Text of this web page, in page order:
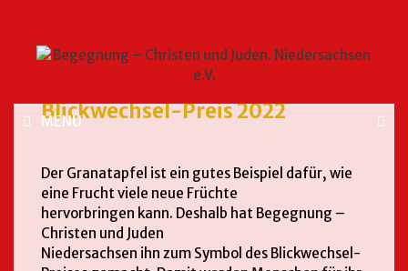
MENÜ
Blickwechsel-Preis 2022
Der Granatapfel ist ein gutes Beispiel dafür, wie
eine Frucht viele neue Früchte
hervorbringen kann. Deshalb hat Begegnung –
Christen und Juden
Niedersachsen ihn zum Symbol des Blickwechsel-